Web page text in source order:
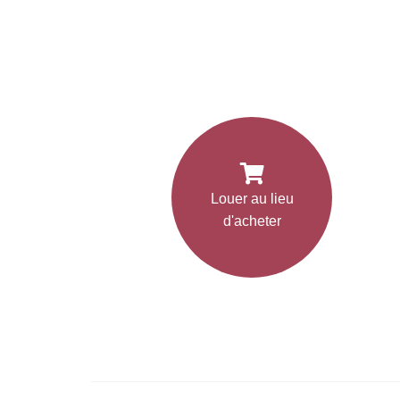
Louer au lieu
d'acheter